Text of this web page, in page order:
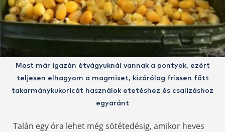
Most már igazán étvágyuknál vannak a pontyok, ezért
teljesen elhagyom a magmixet, kizárólag frissen főtt
takarmánykukoricát használok etetéshez és csalizáshoz
egyaránt
Talán egy óra lehet még sötétedésig, amikor heves